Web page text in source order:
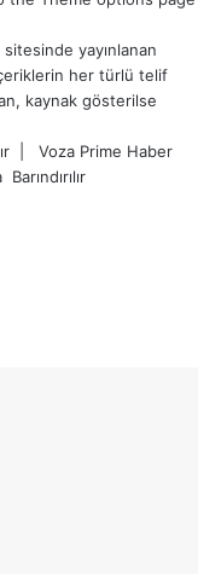
yayınlanan
her türlü telif
kaynak gösterilse
| Voza Prime Haber
Barındırılır